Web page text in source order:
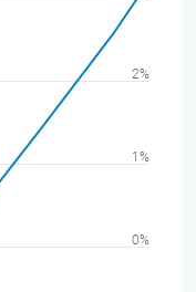
0%
1%
2%